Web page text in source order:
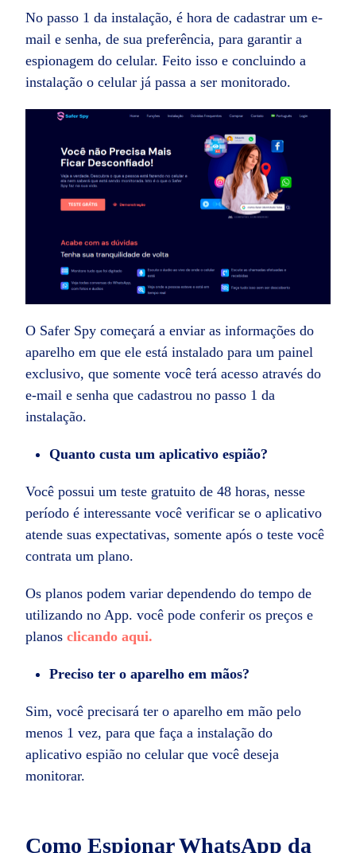
No passo 1 da instalação, é hora de cadastrar um e-
mail e senha, de sua preferência, para garantir a
espionagem do celular. Feito isso e concluindo a
instalação o celular já passa a ser monitorado.
O Safer Spy começará a enviar as informações do
aparelho em que ele está instalado para um painel
exclusivo, que somente você terá acesso através do
e-mail e senha que cadastrou no passo 1 da
instalação.
Quanto custa um aplicativo espião?
Você possui um teste gratuito de 48 horas, nesse
período é interessante você verificar se o aplicativo
atende suas expectativas, somente após o teste você
contrata um plano.
Os planos podem variar dependendo do tempo de
utilizando no App. você pode conferir os preços e
planosclicando aqui.
Preciso ter o aparelho em mãos?
Sim, você precisará ter o aparelho em mão pelo
menos 1 vez, para que faça a instalação do
aplicativo espião no celular que você deseja
monitorar.
Como Espionar WhatsApp da